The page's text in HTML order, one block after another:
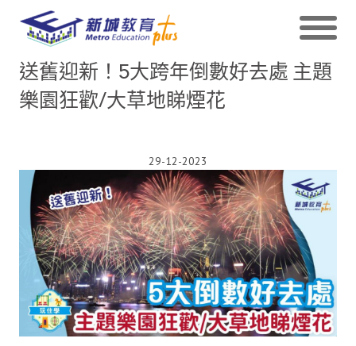
送舊迎新！5大跨年倒數好去處 主題
樂園狂歡/大草地睇煙花
29-12-2023